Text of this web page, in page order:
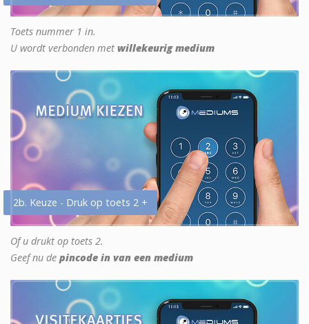
Toets nummer 1 in.
U wordt verbonden met willekeurig medium
2b. Keuze - Druk op toets 2 +
Of u drukt op toets 2.
Geef nu de pincode in van een medium